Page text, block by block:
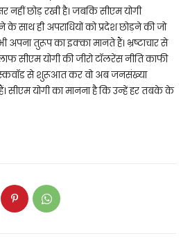
छोड़ रखी है। जबकि सीएम योगी
साथ ही अपराधियों को प्रदेश छोड़ने की जो
अपना तुरूप का इक्का मानते हैं। भ्रष्टाचार से
योगी की जीरो टॉलरेंस नीति काफी
स्कवॉड से शुरूआत कर वो अब जनसंख्या
योगी का मानना है कि उन्हें हर तबके के